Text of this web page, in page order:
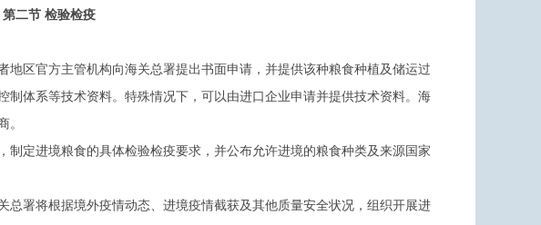
第二节 检验检疫
区官方主管机构向海关总署提出书面申请，并提供该种粮食种植及储运过
体系等技术资料。特殊情况下，可以由进口企业申请并提供技术资料。海
。
定进境粮食的具体检验检疫要求，并公布允许进境的粮食种类及来源国家
署将根据境外疫情动态、进境疫情截获及其他质量安全状况，组织开展进